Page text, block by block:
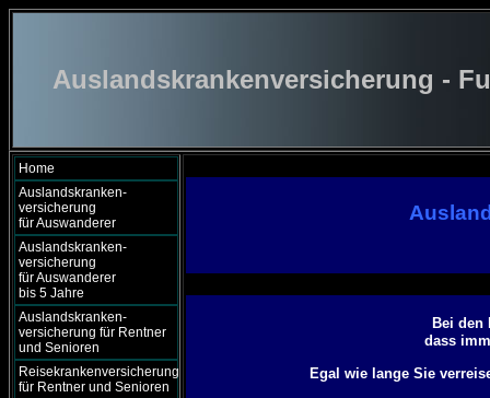
Auslandskrankenversicherung -
Home
Auslandskranken-
versicherung
für Auswanderer
Auslandskranken-
versicherung
für Auswanderer
bis 5 Jahre
Auslandskranken-
versicherung für Rentner
und Senioren
Reisekrankenversicherung
für Rentner und Senioren
Bei den
dass
Egal wie lange Sie